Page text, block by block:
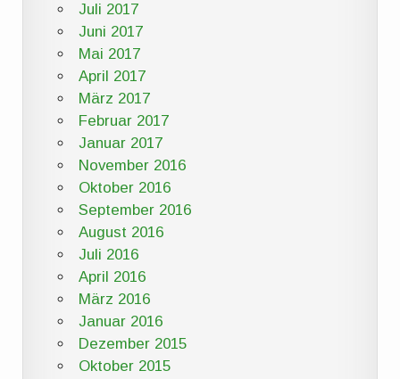
Juli 2017
Juni 2017
Mai 2017
April 2017
März 2017
Februar 2017
Januar 2017
November 2016
Oktober 2016
September 2016
August 2016
Juli 2016
April 2016
März 2016
Januar 2016
Dezember 2015
Oktober 2015